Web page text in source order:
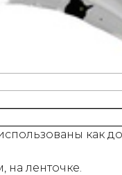
как
на ленточке.